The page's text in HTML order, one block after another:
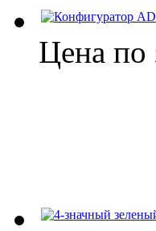
Цена по